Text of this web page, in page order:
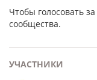
Чтобы голосовать за
сообщества.
УЧАСТНИКИ